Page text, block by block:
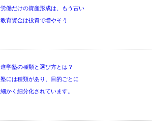
労働だけの資産形成は、もう古い
教育資金は投資で増やそう
進学塾の種類と選び方とは？
塾には種類があり、目的ごとに
細かく細分化されています。